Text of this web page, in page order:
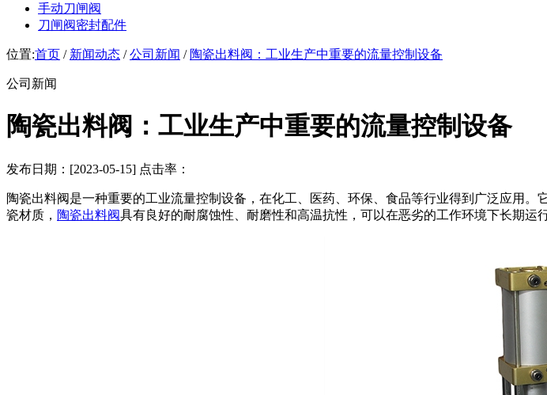
手动刀闸阀
刀闸阀密封配件
位置:首页 / 新闻动态 /公司新闻 / 陶瓷出料阀：工业生产中重要的流量控制设备
公司新闻
陶瓷出料阀：工业生产中重要的流量控制设备
发布日期：[2023-05-15] 点击率：
陶瓷出料阀是一种重要的工业流量控制设备，在化工、医药、环保、食品等行业得到广泛应用
瓷材质， 陶瓷出料阀具有良好的耐腐蚀性、耐磨性和高温抗性，可以在恶劣的工作环境下长期运